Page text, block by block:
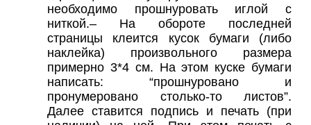
необходимо прошнуровать иглой с
ниткой.– На обороте последней
страницы клеится кусок бумаги (либо
наклейка) произвольного размера
примерно 3*4 см. На этом куске бумаги
написать: “прошнуровано и
пронумеровано столько-то листов”.
Далее ставится подпись и печать (при